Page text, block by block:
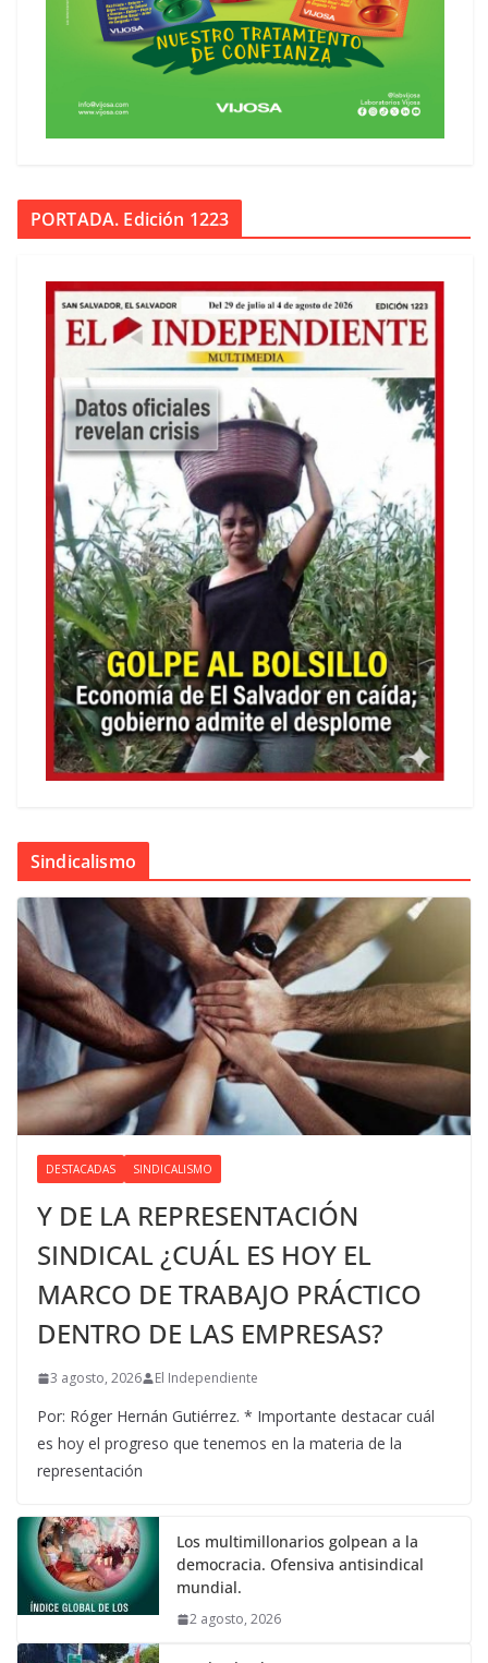
PORTADA. Edición 1223
Sindicalismo
DESTACADAS SINDICALISMO
Y DE LA REPRESENTACIÓN
SINDICAL ¿CUÁL ES HOY EL
MARCO DE TRABAJO PRÁCTICO
DENTRO DE LAS EMPRESAS?
3 agosto, 2026 El Independiente
Por: Róger Hernán Gutiérrez. * Importante destacar cuál
es hoy el progreso que tenemos en la materia de la
representación
Los multimillonarios golpean a la
democracia. Ofensiva antisindical
mundial.
2 agosto, 2026